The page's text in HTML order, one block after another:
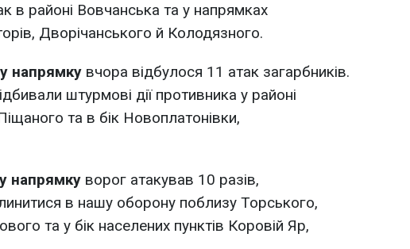
в районі Вовчанська та у напрямках
Дворічанського й Колодязного.
напрямку вчора відбулося 11 атак загарбників.
штурмові дії противника у районі
та в бік Новоплатонівки,
напрямку ворог атакував 10 разів,
в нашу оборону поблизу Торського,
та у бік населених пунктів Коровій Яр,